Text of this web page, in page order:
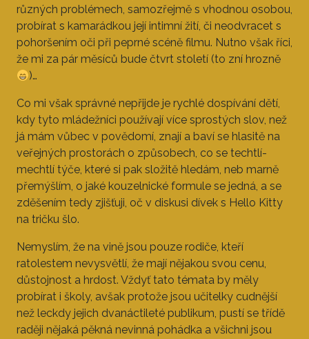
různých problémech, samozřejmě s vhodnou osobou,
probírat s kamarádkou její intimní žití, či neodvracet s
pohoršením oči při peprné scéně filmu. Nutno však říci,
že mi za pár měsíců bude čtvrt století (to zní hrozně
)…
Co mi však správné nepřijde je rychlé dospívání dětí,
kdy tyto mládežníci používají více sprostých slov, než
já mám vůbec v povědomí, znají a baví se hlasitě na
veřejných prostorách o způsobech, co se techtlí-
mechtlí týče, které si pak složitě hledám, neb marně
přemýšlím, o jaké kouzelnické formule se jedná, a se
zděšením tedy zjišťuji, oč v diskusi dívek s Hello Kitty
na tričku šlo.
Nemyslím, že na vině jsou pouze rodiče, kteří
ratolestem nevysvětlí, že mají nějakou svou cenu,
důstojnost a hrdost. Vždyť tato témata by měly
probírat i školy, avšak protože jsou učitelky cudnější
než leckdy jejich dvanáctileté publikum, pustí se třídě
raději nějaká pěkná nevinná pohádka a všichni jsou